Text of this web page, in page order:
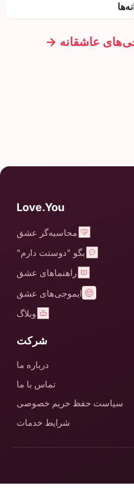
عاشقانه →
Love.You
محاسبه‌گر عشق
بگو "دوستت دارم"
راهنماهای عشق
ایموجی‌های عشق
وبلاگ
شرکت
درباره ما
تماس با ما
سیاست حفظ حریم خصوصی
شرایط خدمات